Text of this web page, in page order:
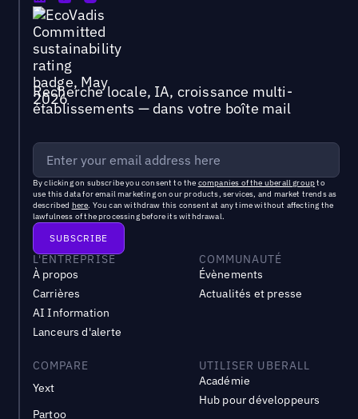
Recherche locale, IA, croissance multi-
établissements — dans votre boîte mail
By clicking on subscribe you consent to the companies of the uberall groupto
use this data for email marketing on our products, services, and market trends as
described here. You can withdraw this consent at any time without affecting the
lawfulness of the processing before its withdrawal.
L'ENTREPRISE
À propos
Carrières
AI Information
Lanceurs d'alerte
COMMUNAUTÉ
Évènements
Actualités et presse
COMPARE
Yext
Partoo
UTILISER UBERALL
Académie
Hub pour développeurs